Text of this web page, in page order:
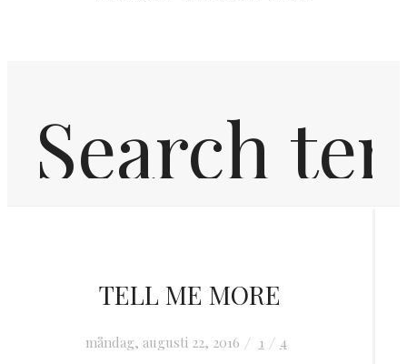
Inredning
TELL ME MORE
måndag, augusti 22, 2016 1 4